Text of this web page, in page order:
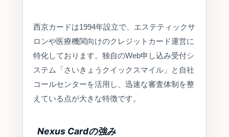
西京カードは1994年設立で、エステティックサ
ロンや医療機関向けのクレジットカード運営に
特化しております。独自のWeb申し込み受付シ
ステム「さいきょうクイックスマイル」と自社
コールセンターを活用し、迅速な審査体制を整
えている点が大きな特徴です。
Nexus Cardの強み